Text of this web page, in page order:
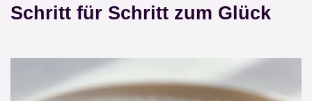
Schritt für Schritt zum Glück